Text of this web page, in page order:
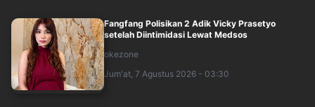
Fangfang Polisikan 2 Adik Vicky Prasetyo
setelah Diintimidasi Lewat Medsos
okezone
Jum'at, 7 Agustus 2026 - 03:30